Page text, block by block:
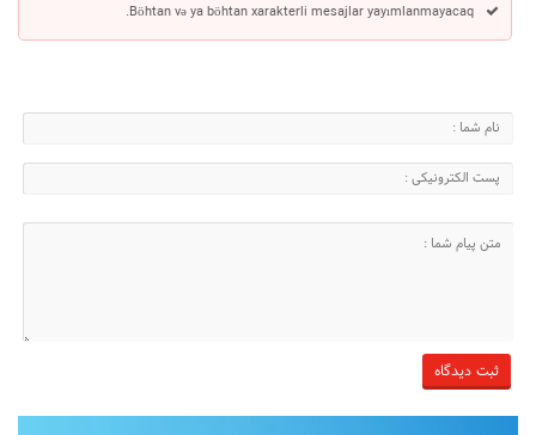
Böhtan və ya böhtan xarakterli mesajlar yayımlanmayacaq.